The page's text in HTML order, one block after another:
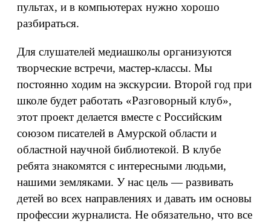
пультах, и в компьютерах нужно хорошо
разбираться.
Для слушателей медиашколы организуются
творческие встречи, мастер-классы. Мы
постоянно ходим на экскурсии. Второй год при
школе будет работать «Разговорный клуб»,
этот проект делается вместе с Российским
союзом писателей в Амурской области и
областной научной библиотекой. В клубе
ребята знакомятся с интересными людьми,
нашими земляками. У нас цель — развивать
детей во всех направлениях и давать им основы
профессии журналиста. Не обязательно, что все